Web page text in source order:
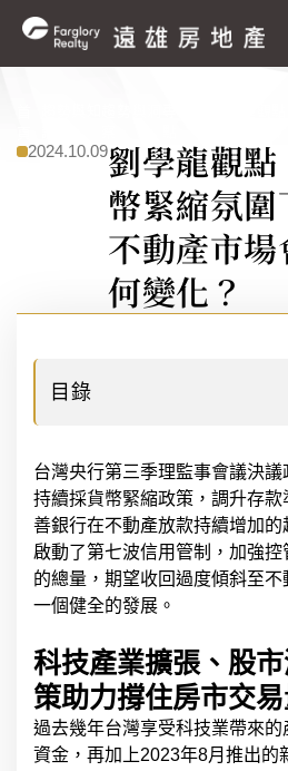
2024.10.09劉學龍觀點
幣緊縮氛圍
不動產市場
何變化？
目錄
台灣央行第三季理監事會議決議
持續採貨幣緊縮政策，調升存
善銀行在不動產放款持續增加
啟動了第七波信用管制，加強
的總量，期望收回過度傾斜至
一個健全的發展。
科技產業擴張、股
策助力撐住房市交
過去幾年台灣享受科技業帶來
資金，再加上2023年8月推出的